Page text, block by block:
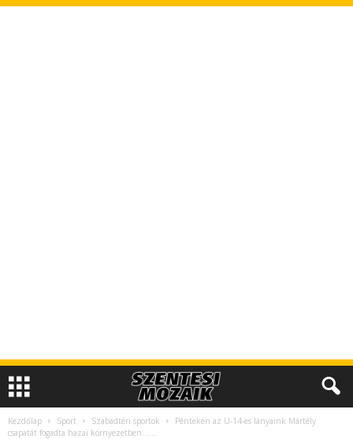
Kezdőlap Sport Szabadtéri sportok
Pénteken az U-14-es lányaink Mártély
csapatát fogadta hazai környezetben……